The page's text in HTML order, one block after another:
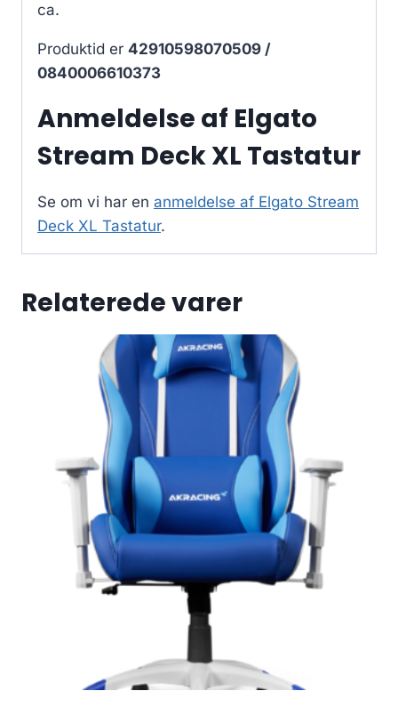
ca.
Produktid er 42910598070509 /
0840006610373
Anmeldelse af Elgato
Stream Deck XL Tastatur
Se om vi har en anmeldelse af Elgato Stream
Deck XL Tastatur.
Relaterede varer